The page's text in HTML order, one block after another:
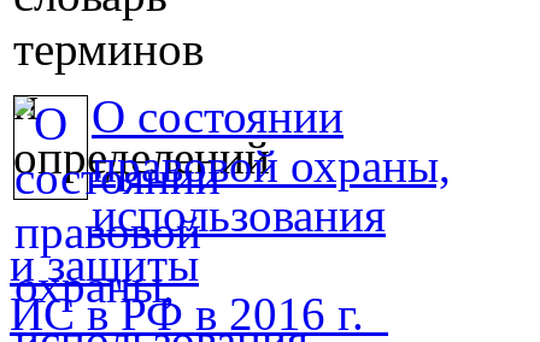
О состоянии
правовой охраны,
использования
и защиты
ИС в РФ в 2016 г.